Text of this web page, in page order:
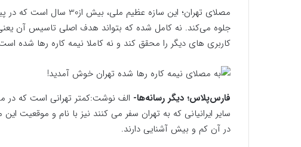
مصلای تهران؛ این سازه
جلوه می‌کند. نه کامل شده که بتواند هدف اصلی تاسیس آن یعنی
کاربری های دیگر را محقق کند و نه کاملا نیمه کاره رها شده
فارس‌پلاس؛ دیگر رسانه‌ها- الف نوشت:کمتر تهرانی است که در
سایر ایرانیانی که به تهران سفر می کنند نیز با نام و موقعیت
در آن کم و بیش آشنایی دارند.